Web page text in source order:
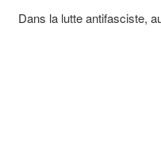
Dans la lutte antifasciste,